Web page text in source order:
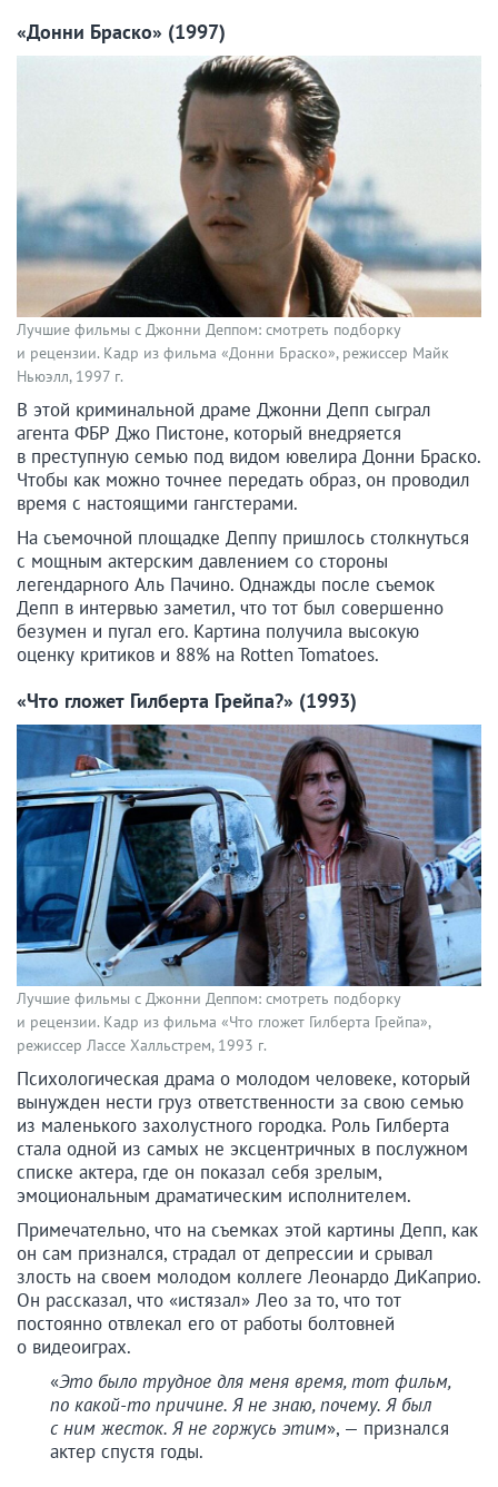
«Донни Браско» (1997)
Лучшие фильмы с Джонни Деппом: смотреть подборку
и рецензии. Кадр из фильма «Донни Браско», режиссер Майк
Ньюэлл, 1997 г.
В этой криминальной драме Джонни Депп сыграл
агента ФБР Джо Пистоне, который внедряется
в преступную семью под видом ювелира Донни Браско.
Чтобы как можно точнее передать образ, он проводил
время с настоящими гангстерами.
На съемочной площадке Деппу пришлось столкнуться
с мощным актерским давлением со стороны
легендарного Аль Пачино. Однажды после съемок
Депп в интервью заметил, что тот был совершенно
безумен и пугал его. Картина получила высокую
оценку критиков и 88% на Rotten Tomatoes.
«Что гложет Гилберта Грейпа?» (1993)
Лучшие фильмы с Джонни Деппом: смотреть подборку
и рецензии. Кадр из фильма «Что гложет Гилберта Грейпа»,
режиссер Лассе Халльстрем, 1993 г.
Психологическая драма о молодом человеке, который
вынужден нести груз ответственности за свою семью
из маленького захолустного городка. Роль Гилберта
стала одной из самых не эксцентричных в послужном
списке актера, где он показал себя зрелым,
эмоциональным драматическим исполнителем.
Примечательно, что на съемках этой картины Депп, как
он сам признался, страдал от депрессии и срывал
злость на своем молодом коллеге Леонардо ДиКаприо.
Он рассказал, что «истязал» Лео за то, что тот
постоянно отвлекал его от работы болтовней
о видеоиграх.
«Это было трудное для меня время, тот фильм,
по какой-то причине. Я не знаю, почему. Я был
с ним жесток. Я не горжусь этим», — признался
актер спустя годы.